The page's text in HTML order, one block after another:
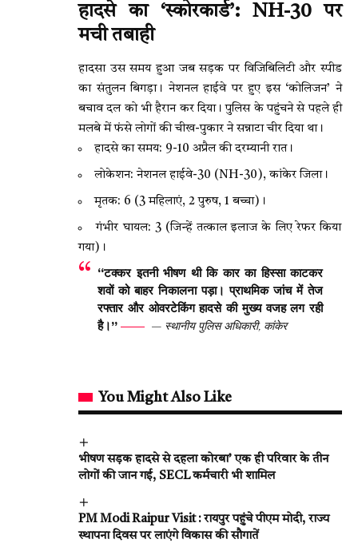
हादसे का ‘स्कोरकार्ड’: NH-30 पर
मची तबाही
हादसा उस समय हुआ जब सड़क पर विजिबिलिटी और स्पीड
का संतुलन बिगड़ा। नेशनल हाईवे पर हुए इस ‘कोलिजन’ ने
बचाव दल को भी हैरान कर दिया। पुलिस के पहुंचने से पहले ही
मलबे में फंसे लोगों की चीख-पुकार ने सन्नाटा चीर दिया था।
हादसे का समय: 9-10 अप्रैल की दरम्यानी रात।
लोकेशन: नेशनल हाईवे-30 (NH-30), कांकेर जिला।
मृतक: 6 (3 महिलाएं, 2 पुरुष, 1 बच्चा)।
गंभीर घायल: 3 (जिन्हें तत्काल इलाज के लिए रेफर किया
गया)।
“टक्कर इतनी भीषण थी कि कार का हिस्सा काटकर
शवों को बाहर निकालना पड़ा। प्राथमिक जांच में तेज
रफ्तार और ओवरटेकिंग हादसे की मुख्य वजह लग रही
है।”
— स्थानीय पुलिस अधिकारी, कांकेर
You Might Also Like
भीषण सड़क हादसे से दहला कोरबा’ एक ही परिवार के तीन
लोगों की जान गई, SECL कर्मचारी भी शामिल
PM Modi Raipur Visit : रायपुर पहुंचे पीएम मोदी, राज्य
स्थापना दिवस पर लाएंगे विकास की सौगातें